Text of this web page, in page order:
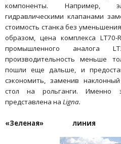
компоненты. Например,
гидравлическими клапанами
стоимость станка без
образом, цена комплекса
промышленного аналога
производительность меньше
пошли еще дальше, и
сэкономить, заменив
стол на рольганги. Именно
представлена на Ligna.
«Зеленая» линия